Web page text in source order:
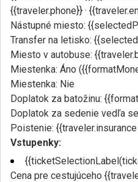
{{traveler.phone}} ·
Nástupné miesto:
Transfer na letisko:
Miesto v autobuse:
Miestenka: Áno
Miestenka: Nie
Doplatok za batožinu:
Doplatok za sedenie vedľa
Poistenie:
Vstupenky:
Cena pre cestujúceho